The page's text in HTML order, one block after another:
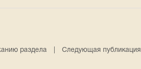
раздела Следующая публикация